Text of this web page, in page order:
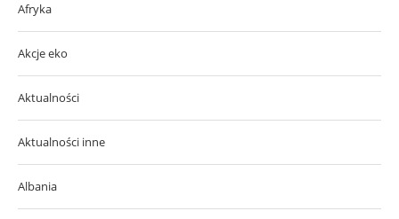
Afryka
Akcje eko
Aktualności
Aktualności inne
Albania